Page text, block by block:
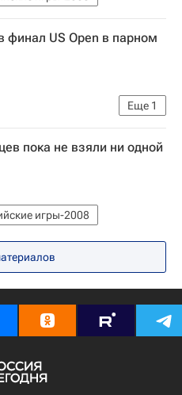
US Open в парном
Еще 1
2008
пока не взяли ни одной
игры-2008